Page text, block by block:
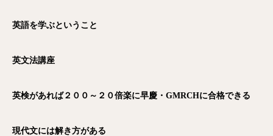
英語を学ぶということ
英文法講座
英検があれば２００～２０倍楽に早慶・GMRCHに合格できる
現代文には解き方がある